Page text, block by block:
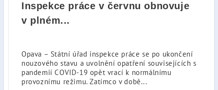
Inspekce práce v červnu obnovuje
v plném...
Opava – Státní úřad inspekce práce se po ukončení
nouzového stavu a uvolnění opatření souvisejících s
pandemií COVID-19 opět vrací k normálnímu
provoznímu režimu. Zatímco v době...